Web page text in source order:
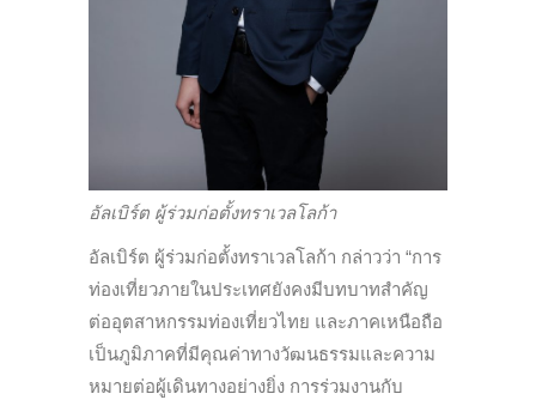
อัลเบิร์ต ผู้ร่วมก่อตั้งทราเวลโลก้า
อัลเบิร์ต ผู้ร่วมก่อตั้งทราเวลโลก้า กล่าวว่า “การ
ท่องเที่ยวภายในประเทศยังคงมีบทบาทสำคัญ
ต่ออุตสาหกรรมท่องเที่ยวไทย และภาคเหนือถือ
เป็นภูมิภาคที่มีคุณค่าทางวัฒนธรรมและความ
หมายต่อผู้เดินทางอย่างยิ่ง การร่วมงานกับ